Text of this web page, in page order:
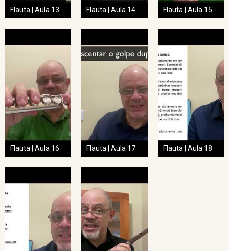
Flauta | Aula 13 Flauta | Aula 14 Flauta | Aula 15
Flauta | Aula 16 Flauta | Aula 17 Flauta | Aula 18